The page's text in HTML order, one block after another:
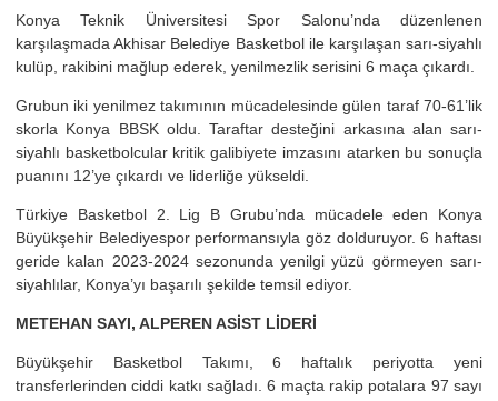
Konya Teknik Üniversitesi Spor Salonu’nda düzenlenen
karşılaşmada Akhisar Belediye Basketbol ile karşılaşan sarı-siyahlı
kulüp, rakibini mağlup ederek, yenilmezlik serisini 6 maça çıkardı.
Grubun iki yenilmez takımının mücadelesinde gülen taraf 70-61’lik
skorla Konya BBSK oldu. Taraftar desteğini arkasına alan sarı-
siyahlı basketbolcular kritik galibiyete imzasını atarken bu sonuçla
puanını 12’ye çıkardı ve liderliğe yükseldi.
Türkiye Basketbol 2. Lig B Grubu’nda mücadele eden Konya
Büyükşehir Belediyespor performansıyla göz dolduruyor. 6 haftası
geride kalan 2023-2024 sezonunda yenilgi yüzü görmeyen sarı-
siyahlılar, Konya’yı başarılı şekilde temsil ediyor.
METEHAN SAYI, ALPEREN ASİST LİDERİ
Büyükşehir Basketbol Takımı, 6 haftalık periyotta yeni
transferlerinden ciddi katkı sağladı. 6 maçta rakip potalara 97 sayı